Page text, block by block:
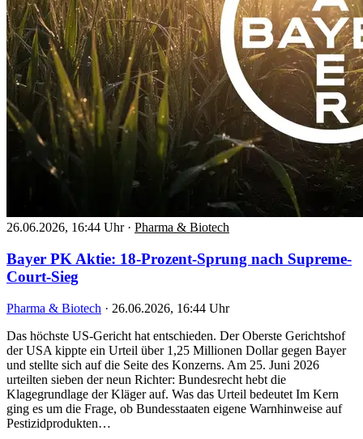
26.06.2026, 16:44 Uhr · Pharma & Biotech
Bayer PK Aktie: 18-Prozent-Sprung nach Supreme-
Court-Sieg
Pharma & Biotech · 26.06.2026, 16:44 Uhr
Das höchste US-Gericht hat entschieden. Der Oberste Gerichtshof
der USA kippte ein Urteil über 1,25 Millionen Dollar gegen Bayer
und stellte sich auf die Seite des Konzerns. Am 25. Juni 2026
urteilten sieben der neun Richter: Bundesrecht hebt die
Klagegrundlage der Kläger auf. Was das Urteil bedeutet Im Kern
ging es um die Frage, ob Bundesstaaten eigene Warnhinweise auf
Pestizidprodukten…